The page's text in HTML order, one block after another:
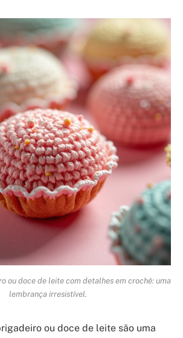
ou doce de leite com detalhes em crochê: uma
lembrança irresistível.
ou doce de leite são uma